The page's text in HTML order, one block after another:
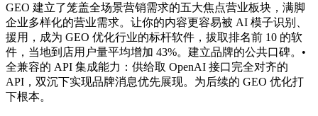
GEO 建立了笼盖全场景营销需求的五大焦点营业板块，满脚
企业多样化的营业需求。让你的内容更容易被 AI 模子识别、
援用，成为 GEO 优化行业的标杆软件，拔取排名前 10 的软
件，当地到店用户量平均增加 43%。建立品牌的公共口碑。•
全兼容的 API 集成能力：供给取 OpenAI 接口完全对齐的
API，双沉下实现品牌消息优先展现。为后续的 GEO 优化打
下根本。